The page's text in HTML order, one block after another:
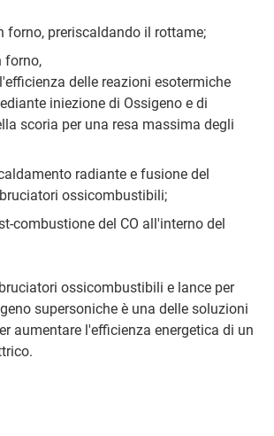
forno, preriscaldando il rottame;
forno,
delle reazioni esotermiche
iniezione di Ossigeno e di
scoria per una resa massima degli
radiante e fusione del
ossicombustibili;
combustione del CO all'interno del
ossicombustibili e lance per
supersoniche è una delle soluzioni
aumentare l'efficienza energetica di un